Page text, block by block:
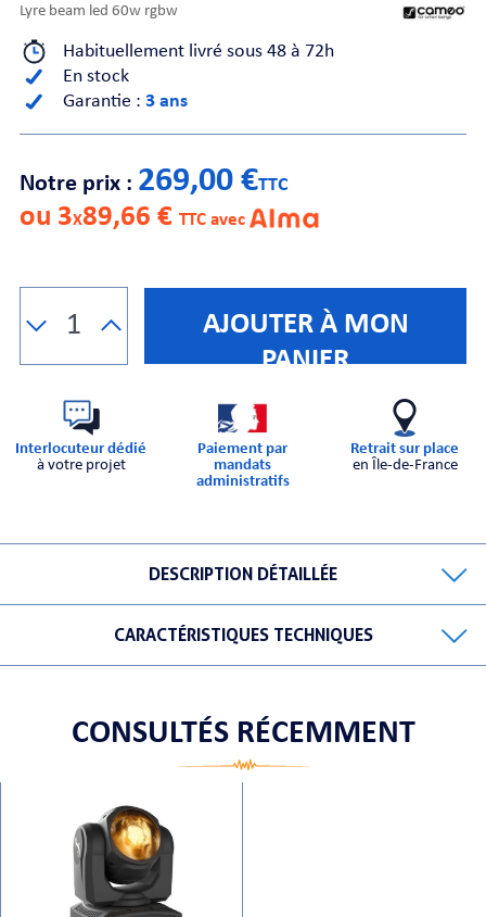
AUDIO
lyre beam led 60w rgbw
Habituellement livré sous 48 à 72h
En stock
Garantie : 3 ans
Notre prix : 269,00 €TTC
ou 3X89,66 € TTC avec
AJOUTER À MON
PANIER
Interlocuteur dédié
à votre projet
Paiement par
mandats
administratifs
Retrait sur place
en Île-de-France
DESCRIPTION DÉTAILLÉE
CARACTÉRISTIQUES TECHNIQUES
CONSULTÉS RÉCEMMENT